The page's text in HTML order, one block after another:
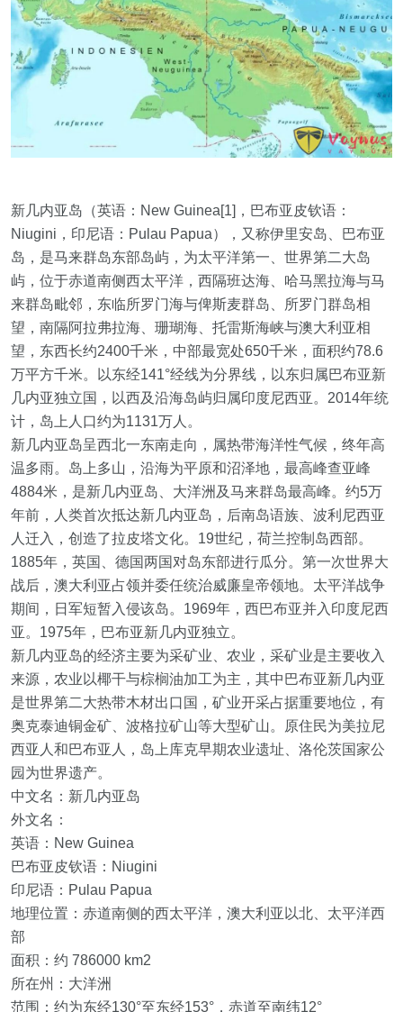
新几内亚岛（英语：New Guinea[1]，巴布亚皮钦语：
Niugini，印尼语：Pulau Papua），又称伊里安岛、巴布亚
岛，是马来群岛东部岛屿，为太平洋第一、世界第二大岛
屿，位于赤道南侧西太平洋，西隔班达海、哈马黑拉海与马
来群岛毗邻，东临所罗门海与俾斯麦群岛、所罗门群岛相
望，南隔阿拉弗拉海、珊瑚海、托雷斯海峡与澳大利亚相
望，东西长约2400千米，中部最宽处650千米，面积约78.6
万平方千米。以东经141°经线为分界线，以东归属巴布亚新
几内亚独立国，以西及沿海岛屿归属印度尼西亚。2014年统
计，岛上人口约为1131万人。
新几内亚岛呈西北一东南走向，属热带海洋性气候，终年高
温多雨。岛上多山，沿海为平原和沼泽地，最高峰查亚峰
4884米，是新几内亚岛、大洋洲及马来群岛最高峰。约5万
年前，人类首次抵达新几内亚岛，后南岛语族、波利尼西亚
人迁入，创造了拉皮塔文化。19世纪，荷兰控制岛西部。
1885年，英国、德国两国对岛东部进行瓜分。第一次世界大
战后，澳大利亚占领并委任统治威廉皇帝领地。太平洋战争
期间，日军短暂入侵该岛。1969年，西巴布亚并入印度尼西
亚。1975年，巴布亚新几内亚独立。
新几内亚岛的经济主要为采矿业、农业，采矿业是主要收入
来源，农业以椰干与棕榈油加工为主，其中巴布亚新几内亚
是世界第二大热带木材出口国，矿业开采占据重要地位，有
奥克泰迪铜金矿、波格拉矿山等大型矿山。原住民为美拉尼
西亚人和巴布亚人，岛上库克早期农业遗址、洛伦茨国家公
园为世界遗产。
中文名：新几内亚岛
外文名：
英语：New Guinea
巴布亚皮钦语：Niugini
印尼语：Pulau Papua
地理位置：赤道南侧的西太平洋，澳大利亚以北、太平洋西
部
面积：约 786000 km2
所在州：大洋洲
范围：约为东经130°至东经153°，赤道至南纬12°